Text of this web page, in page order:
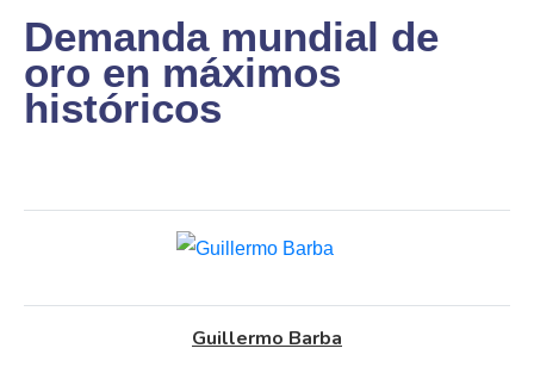
Demanda mundial de
oro en máximos
históricos
Guillermo Barba